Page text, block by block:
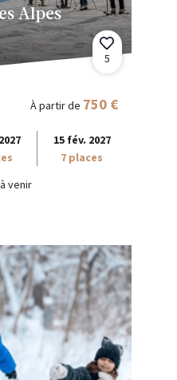
Alpes
5
À partir de 750 €
15 fév. 2027
7 places
venir